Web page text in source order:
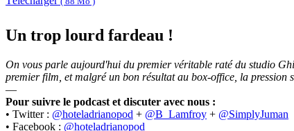
Un trop lourd fardeau !
On vous parle aujourd'hui du premier véritable raté du studio
premier film, et malgré un bon résultat au box-office, la
—
Pour suivre le podcast et discuter avec nous :
• Twitter : @hoteladrianopod + @B_Lamfroy + @SimplyJuman
• Facebook : @hoteladrianopod